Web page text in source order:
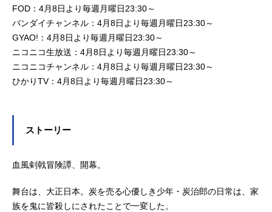
FOD：4月8日より毎週月曜日23:30～
バンダイチャンネル：4月8日より毎週月曜日23:30～
GYAO!：4月8日より毎週月曜日23:30～
ニコニコ生放送：4月8日より毎週月曜日23:30～
ニコニコチャンネル：4月8日より毎週月曜日23:30～
ひかりTV：4月8日より毎週月曜日23:30～
ストーリー
血風剣戟冒険譚、開幕。
舞台は、大正日本。炭を売る心優しき少年・炭治郎の日常は、家
族を鬼に皆殺しにされたことで一変した。